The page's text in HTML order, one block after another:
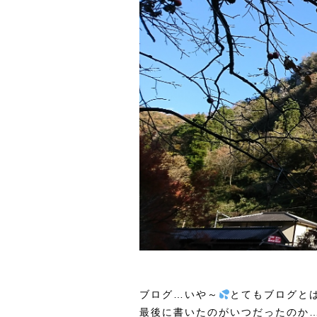
ブログ…いや～
とてもブログと
最後に書いたのがいつだったのか